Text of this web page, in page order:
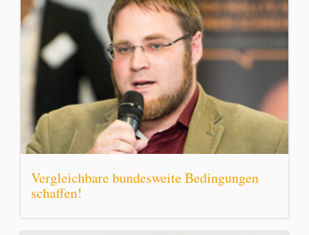
Vergleichbare bundesweite Bedingungen
schaffen!